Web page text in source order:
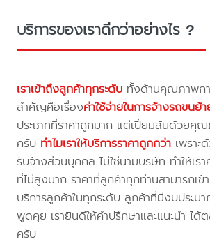
บริการของเราดีกว่าอย่างไร ?
เราเข้าถึงลูกค้าทุกระดับ ทั้งด้านคุณภาพกา
สำคัญคือเรื่องค่าใช้จ่ายในการจ้างรถขนย้
ประเภทที่ราคาถูกมาก แต่เปี่ยมล้นด้วยคุณ
ครับ ทำไมเราให้บริการราคาถูกกว่า เพราะ
รับจ้างส่วนบุคคล ไม่ใช่นามบริษัท ทำให้เร
ที่ไม่สูงมาก ราคาที่ลูกค้าทุกท่านสามารถเข้
บริการลูกค้าในทุกระดับ ลูกค้าที่มีงบประม
พูดคุย เรายินดีให้คำปรึกษาและแนะนำ ได้
ครับ